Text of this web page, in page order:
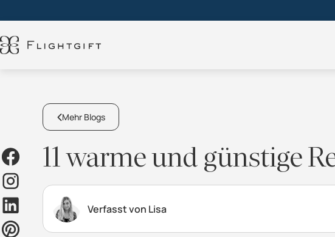
Mehr Blogs
11 warme und günstige
Verfasst von Lisa